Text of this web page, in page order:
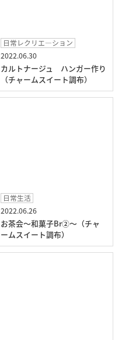
日常レクリエ―ション
2022.06.30
カルトナージュ ハンガー作り
（チャームスイート調布）
日常生活
2022.06.26
お茶会～和菓子Br②～（チャ
ームスイート調布）